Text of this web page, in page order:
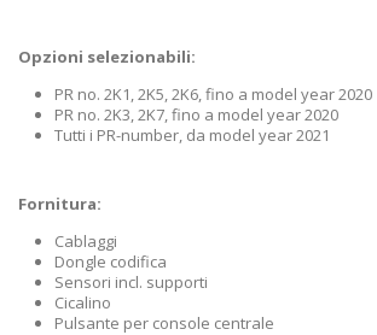
Opzioni selezionabili:
PR no. 2K1, 2K5, 2K6, fino a model year 2020
PR no. 2K3, 2K7, fino a model year 2020
Tutti i PR-number, da model year 2021
Fornitura:
Cablaggi
Dongle codifica
Sensori incl. supporti
Cicalino
Pulsante per console centrale